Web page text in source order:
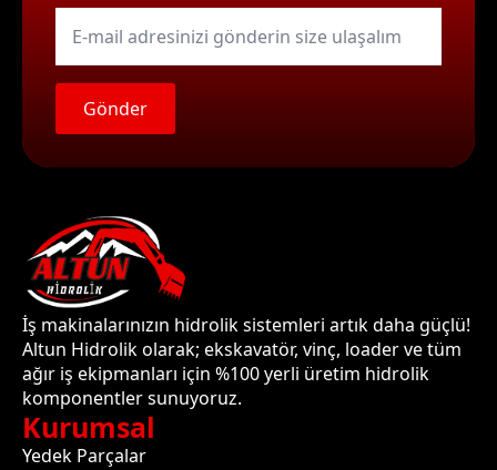
E-
mail
Gönder
İş makinalarınızın hidrolik sistemleri artık daha güçlü!
Altun Hidrolik olarak; ekskavatör, vinç, loader ve tüm
ağır iş ekipmanları için %100 yerli üretim hidrolik
komponentler sunuyoruz.
Kurumsal
Yedek Parçalar